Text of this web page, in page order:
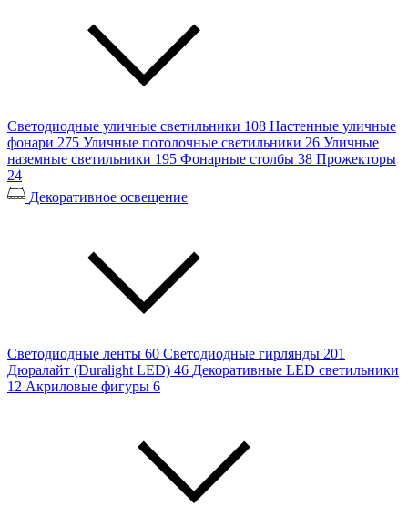
Светодиодные уличные светильники 108 Настенные уличные
фонари 275 Уличные потолочные светильники 26 Уличные
наземные светильники 195 Фонарные столбы 38 Прожекторы
24
Декоративное освещение
Светодиодные ленты 60 Светодиодные гирлянды 201
Дюралайт (Duralight LED) 46 Декоративные LED светильники
12 Акриловые фигуры 6